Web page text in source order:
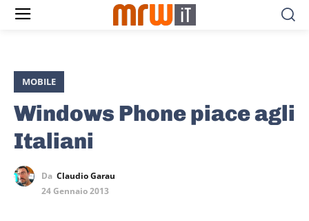
MOBILE
Windows Phone piace agli
Italiani
Da Claudio Garau
24 Gennaio 2013